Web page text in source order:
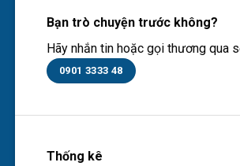
Bạn trò chuyện trước không?
Hãy nhắn tin hoặc gọi thương qua
0901 3333 48
Thống kê